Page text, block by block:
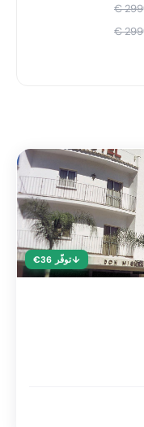
299
€
299
€
↓توفّر 36
€